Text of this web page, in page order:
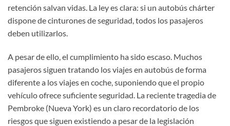
retención salvan vidas. La ley es clara: si un autobús chárter
dispone de cinturones de seguridad, todos los pasajeros
deben utilizarlos.
A pesar de ello, el cumplimiento ha sido escaso. Muchos
pasajeros siguen tratando los viajes en autobús de forma
diferente a los viajes en coche, suponiendo que el propio
vehículo ofrece suficiente seguridad. La reciente tragedia de
Pembroke (Nueva York) es un claro recordatorio de los
riesgos que siguen existiendo a pesar de la legislación